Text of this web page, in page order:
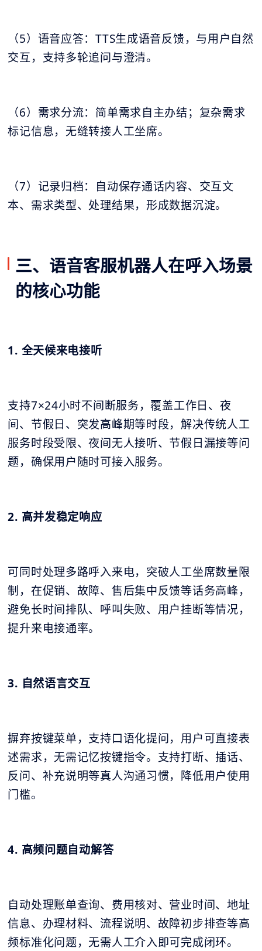
（5）语音应答：TTS生成语音反馈，与用户自然
交互，支持多轮追问与澄清。
（6）需求分流：简单需求自主办结；复杂需求
标记信息，无缝转接人工坐席。
（7）记录归档：自动保存通话内容、交互文
本、需求类型、处理结果，形成数据沉淀。
三、语音客服机器人在呼入场景
的核心功能
1. 全天候来电接听
支持7×24小时不间断服务，覆盖工作日、夜
间、节假日、突发高峰期等时段，解决传统人工
服务时段受限、夜间无人接听、节假日漏接等问
题，确保用户随时可接入服务。
2. 高并发稳定响应
可同时处理多路呼入来电，突破人工坐席数量限
制，在促销、故障、售后集中反馈等话务高峰，
避免长时间排队、呼叫失败、用户挂断等情况，
提升来电接通率。
3. 自然语言交互
摒弃按键菜单，支持口语化提问，用户可直接表
述需求，无需记忆按键指令。支持打断、插话、
反问、补充说明等真人沟通习惯，降低用户使用
门槛。
4. 高频问题自动解答
自动处理账单查询、费用核对、营业时间、地址
信息、办理材料、流程说明、故障初步排查等高
频标准化问题，无需人工介入即可完成闭环。